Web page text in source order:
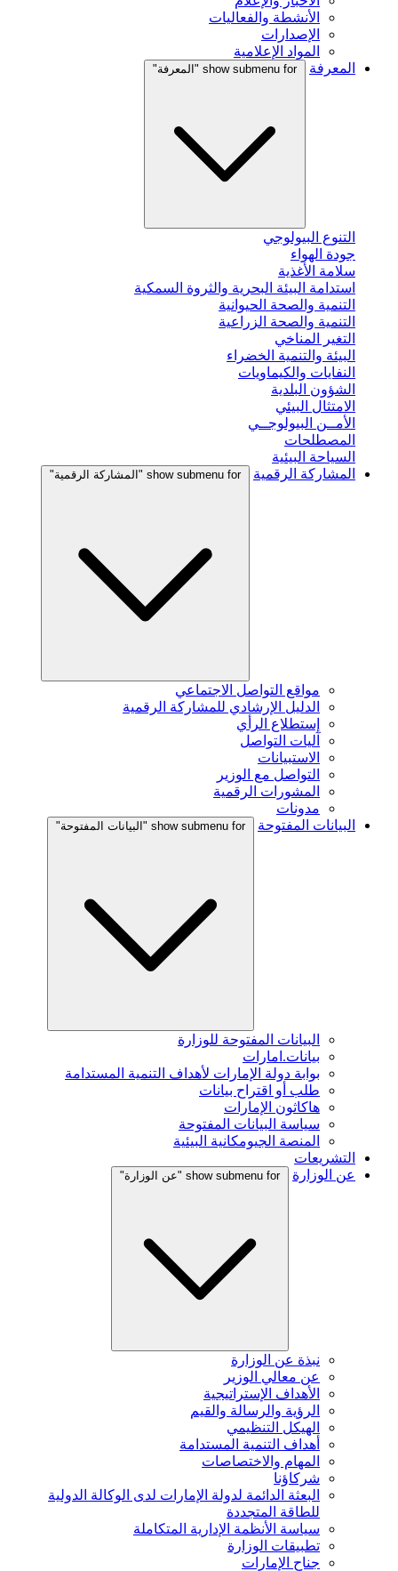
الأنشطة والفعاليات
الإصدارات
المواد الإعلامية
المعرفة
show submenu for "المعرفة"
التنوع البيولوجي
جودة الهواء
سلامة الأغذية
استدامة البيئة البحرية والثروة السمكية
التنمية والصحة الحيوانية
التنمية والصحة الزراعية
التغير المناخي
البيئة والتنمية الخضراء
النفايات والكيماويات
الشؤون البلدية
الامتثال البيئي
الأمــن البيولوجــي
المصطلحات
السياحة البيئية
المشاركة الرقمية
show submenu for "المشاركة الرقمية"
مواقع التواصل الاجتماعي
الدليل الإرشادي للمشاركة الرقمية
إستطلاع الرأي
آليات التواصل
الاستبيانات
التواصل مع الوزير
المشورات الرقمية
مدونات
البيانات المفتوحة
show submenu for "البيانات المفتوحة"
البيانات المفتوحة للوزارة
بيانات.امارات
بوابة دولة الإمارات لأهداف التنمية المستدامة
طلب أو اقتراح بيانات
هاكاثون الإمارات
سياسة البيانات المفتوحة
المنصة الجيومكانية البيئية
التشريعات
عن الوزارة
show submenu for "عن الوزارة"
نبذة عن الوزارة
عن معالي الوزير
الأهداف الإستراتيجية
الرؤية والرسالة والقيم
الهيكل التنظيمي
أهداف التنمية المستدامة
المهام والاختصاصات
شركاؤنا
البعثة الدائمة لدولة الإمارات لدى الوكالة الدولية
للطاقة المتجددة
سياسة الأنظمة الإدارية المتكاملة
تطبيقات الوزارة
جناح الإمارات